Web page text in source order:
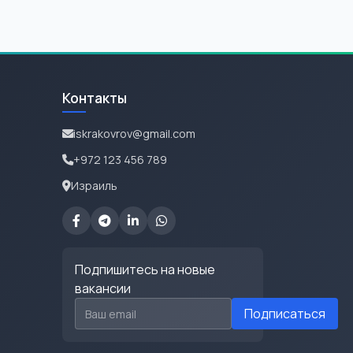
Контакты
iskrakovrov@gmail.com
+972 123 456 789
Израиль
Подпишитесь на новые
вакансии
Email для подписки
Подписаться